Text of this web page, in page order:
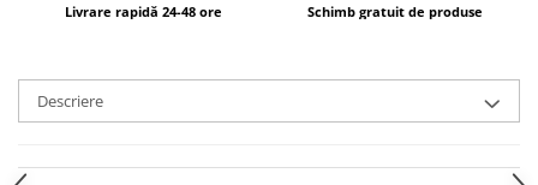
Livrare rapidă 24-48 ore Schimb gratuit de produse
Descriere